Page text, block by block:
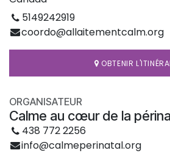
5149242919
coordo@allaitementcalm.org
OBTENIR
ORGANISATEUR
Calme au cœur de la
438 772 2256
info@calmeperinatal.org